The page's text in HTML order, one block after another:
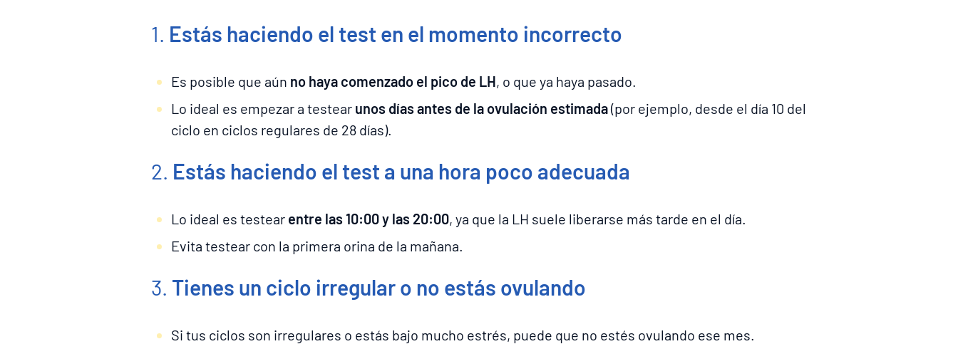
1. Estás haciendo el test en el momento incorrecto
Es posible que aún no haya comenzado el pico de LH, o que ya haya pasado.
Lo ideal es empezar a testear unos días antes de la ovulación estimada(por ejemplo, desde el día 10 del
ciclo en ciclos regulares de 28 días).
2. Estás haciendo el test a una hora poco adecuada
Lo ideal es testear entre las 10:00 y las 20:00, ya que la LH suele liberarse más tarde en el día.
Evita testear con la primera orina de la mañana.
3. Tienes un ciclo irregular o no estás ovulando
Si tus ciclos son irregulares o estás bajo mucho estrés, puede que no estés ovulando ese mes.